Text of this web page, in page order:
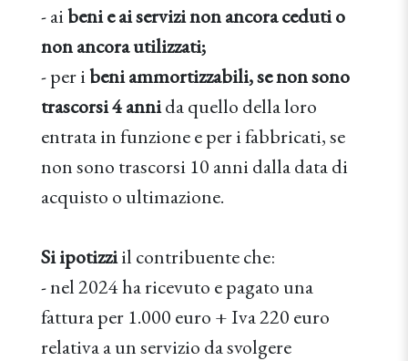
- aibeni e ai servizi non ancora ceduti o
non ancora utilizzati;
- per ibeni ammortizzabili, se non sono
trascorsi 4 annida quello della loro
entrata in funzione e per i fabbricati, se
non sono trascorsi 10 anni dalla data di
acquisto o ultimazione.
Si ipotizziil contribuente che:
- nel 2024 ha ricevuto e pagato una
fattura per 1.000 euro + Iva 220 euro
relativa a un servizio da svolgere